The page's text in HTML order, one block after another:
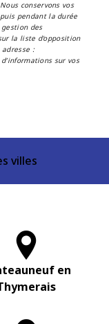
conservons vos
pendant la durée
des
la liste d'opposition
:
sur vos
villes
en